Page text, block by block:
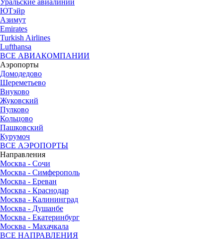
ЮТэйр
Азимут
Emirates
Turkish Airlines
Lufthansa
ВСЕ АВИАКОМПАНИИ
Аэропорты
Домодедово
Шереметьево
Внуково
Жуковский
Пулково
Кольцово
Пашковский
Курумоч
ВСЕ АЭРОПОРТЫ
Направления
Москва - Сочи
Москва - Симферополь
Москва - Ереван
Москва - Краснодар
Москва - Калининград
Москва - Душанбе
Москва - Екатеринбург
Москва - Махачкала
ВСЕ НАПРАВЛЕНИЯ